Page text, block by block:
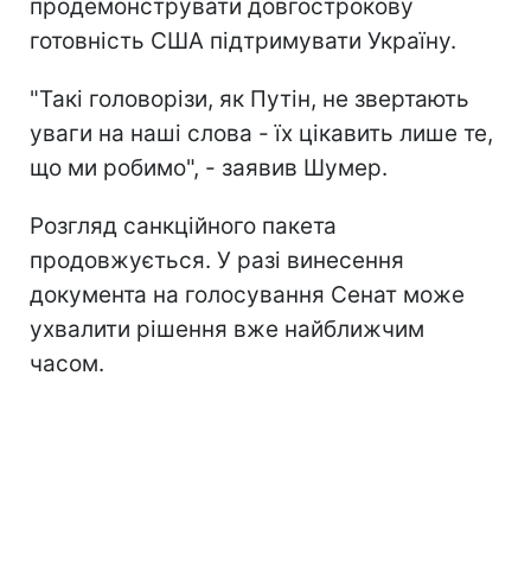
продемонструвати довгострокову
готовність США підтримувати Україну.
"Такі головорізи, як Путін, не звертають
уваги на наші слова - їх цікавить лише те,
що ми робимо", - заявив Шумер.
Розгляд санкційного пакета
продовжується. У разі винесення
документа на голосування Сенат може
ухвалити рішення вже найближчим
часом.